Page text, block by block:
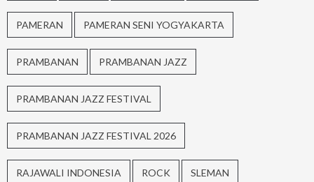
PAMERAN PAMERAN SENI YOGYAKARTA
PRAMBANAN PRAMBANAN JAZZ
PRAMBANAN JAZZ FESTIVAL
PRAMBANAN JAZZ FESTIVAL 2026
RAJAWALI INDONESIA ROCK SLEMAN